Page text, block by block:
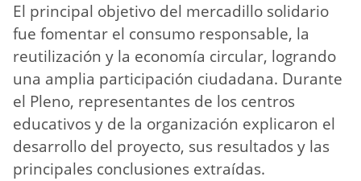
El principal objetivo del mercadillo solidario
fue fomentar el consumo responsable, la
reutilización y la economía circular, logrando
una amplia participación ciudadana. Durante
el Pleno, representantes de los centros
educativos y de la organización explicaron el
desarrollo del proyecto, sus resultados y las
principales conclusiones extraídas.